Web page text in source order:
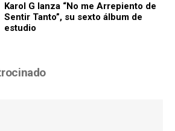
Karol G lanza “No me Arrepiento de
Sentir Tanto”, su sexto álbum de
estudio